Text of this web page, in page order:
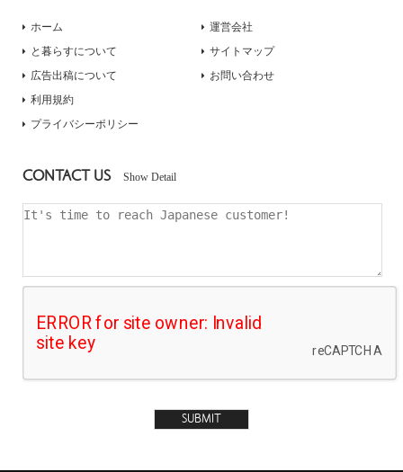
ホーム
と暮らすについて
広告出稿について
運営会社
サイトマップ
お問い合わせ
利用規約
プライバシーポリシー
CONTACT US Show Detail